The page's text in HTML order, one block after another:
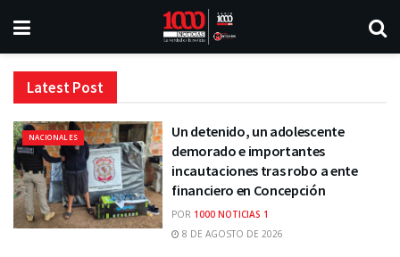
Latest Post
NACIONALES
Un detenido, un adolescente
demorado e importantes
incautaciones tras robo a ente
financiero en Concepción
POR 1000 NOTICIAS 1
8 DE AGOSTO DE 2026